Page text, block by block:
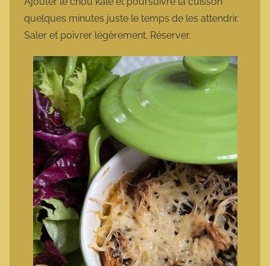
quelques minutes juste le temps de les attendrir.
Saler et poivrer légèrement. Réserver.